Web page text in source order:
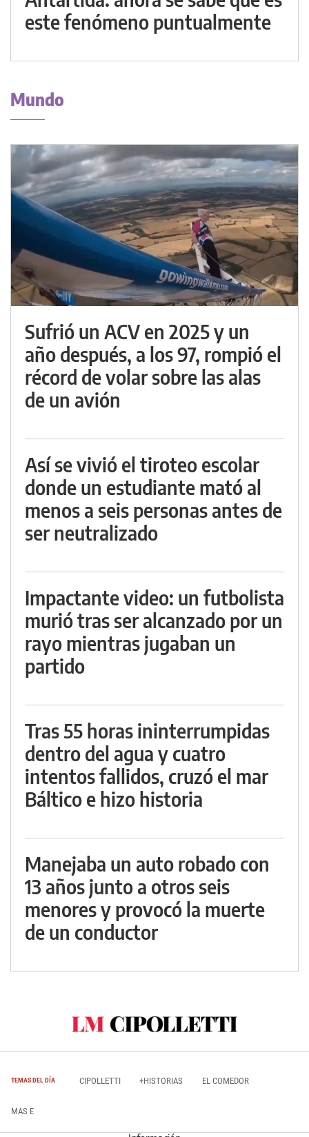
este fenómeno puntualmente
Mundo
Sufrió un ACV en 2025 y un
año después, a los 97, rompió el
récord de volar sobre las alas
de un avión
Así se vivió el tiroteo escolar
donde un estudiante mató al
menos a seis personas antes de
ser neutralizado
Impactante video: un futbolista
murió tras ser alcanzado por un
rayo mientras jugaban un
partido
Tras 55 horas ininterrumpidas
dentro del agua y cuatro
intentos fallidos, cruzó el mar
Báltico e hizo historia
Manejaba un auto robado con
13 años junto a otros seis
menores y provocó la muerte
de un conductor
TEMAS DEL DÍA CIPOLLETTI +HISTORIAS EL COMEDOR
MAS E